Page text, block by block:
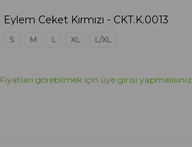
Eylem Ceket Kırmızı - CKT.K.0013
S M L XL L/XL
Fiyatları görebilmek için üye girişi yapmalısınız.